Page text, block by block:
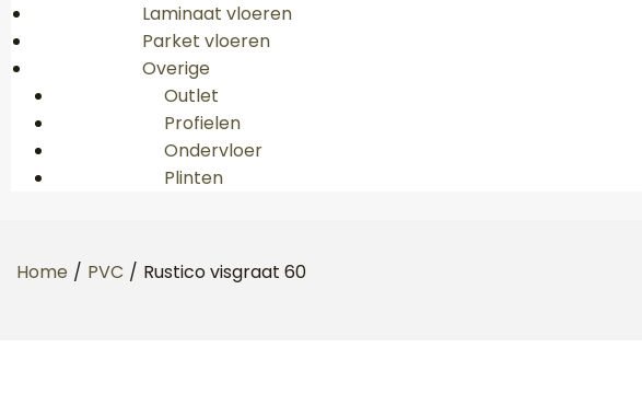
Laminaat vloeren
Parket vloeren
Overige
Outlet
Profielen
Ondervloer
Plinten
Home / PVC / Rustico visgraat 60